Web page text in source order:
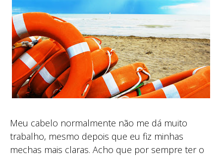
Meu cabelo normalmente não me dá muito
trabalho, mesmo depois que eu fiz minhas
mechas mais claras. Acho que por sempre ter o